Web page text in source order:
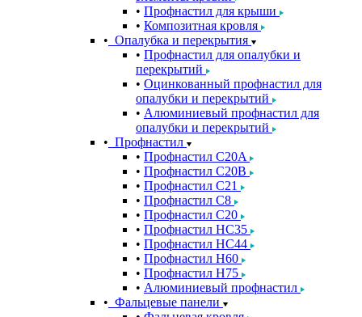
Профнастил для крыши
Композитная кровля
Опалубка и перекрытия
Профнастил для опалубки и
перекрытий
Оцинкованный профнастил для
опалубки и перекрытий
Алюминиевый профнастил для
опалубки и перекрытий
Профнастил
Профнастил С20A
Профнастил С20B
Профнастил С21
Профнастил С8
Профнастил С20
Профнастил НС35
Профнастил НС44
Профнастил Н60
Профнастил Н75
Алюминиевый профнастил
Фальцевые панели